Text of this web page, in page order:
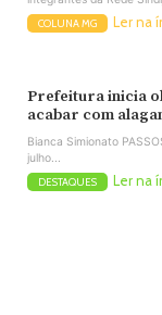
COLUNA MG Ler na
Prefeitura inicia
acabar com
Bianca Simionato
julho...
DESTAQUES Ler na